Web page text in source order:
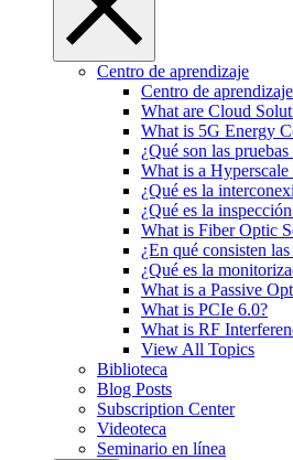
Centro de aprendizaje
Centro de aprendizaje
What are Cloud
What is 5G Energy
¿Qué son las
What is a Hyperscale
¿Qué es la
¿Qué es la
What is Fiber Optic
¿En qué consisten
¿Qué es la
What is a Passive
What is PCIe 6.0?
What is RF
View All Topics
Biblioteca
Blog Posts
Subscription Center
Videoteca
Seminario en línea